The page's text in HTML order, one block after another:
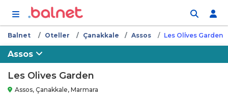
Balnet Oteller Çanakkale Assos Les Oli̇ves Garden
Assos
Les Olives Garden
Assos, Çanakkale, Marmara